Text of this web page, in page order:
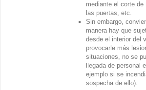
mediante el corte
las puertas, etc.
Sin embargo,
manera hay que
desde el interior del
provocarle más
situaciones, no se
llegada de personal
ejemplo si se
sospecha de ello).